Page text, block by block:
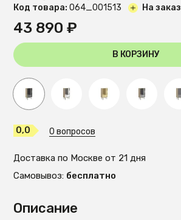
Описание
Код товара: O64_001513 На заказ
43 890 ₽
В КОРЗИНУ
0,0 0 вопросов
Доставка по Москве от 21 дня
Самовывоз: бесплатно